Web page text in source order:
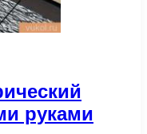
руками